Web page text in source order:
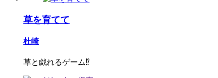
草を育てて
杜崎
草と戯れるゲーム⁉